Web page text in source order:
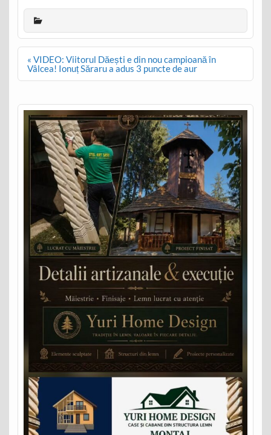
Post
navigation
« VIDEO: Viitorul Dăești e din nou campioană în
Vâlcea! Ionuț Săraru a adus 3 puncte de aur